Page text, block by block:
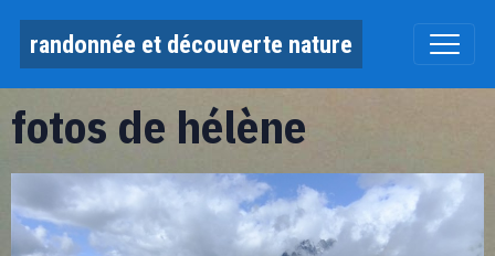
randonnée et découverte nature
fotos de hélène